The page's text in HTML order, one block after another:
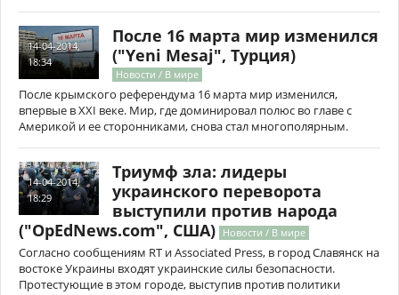
14-04-2014,
18:34
После 16 марта мир изменился
("Yeni Mesaj", Турция)
Новости / В мире
После крымского референдума 16 марта мир изменился,
впервые в XXI веке. Мир, где доминировал полюс во главе с
Америкой и ее сторонниками, снова стал многополярным.
14-04-2014,
18:29
Триумф зла: лидеры
украинского переворота
выступили против народа
("OpEdNews.com", США) Новости / В мире
Согласно сообщениям RT и Associated Press, в город Славянск на
востоке Украины входят украинские силы безопасности.
Протестующие в этом городе, выступив против политики